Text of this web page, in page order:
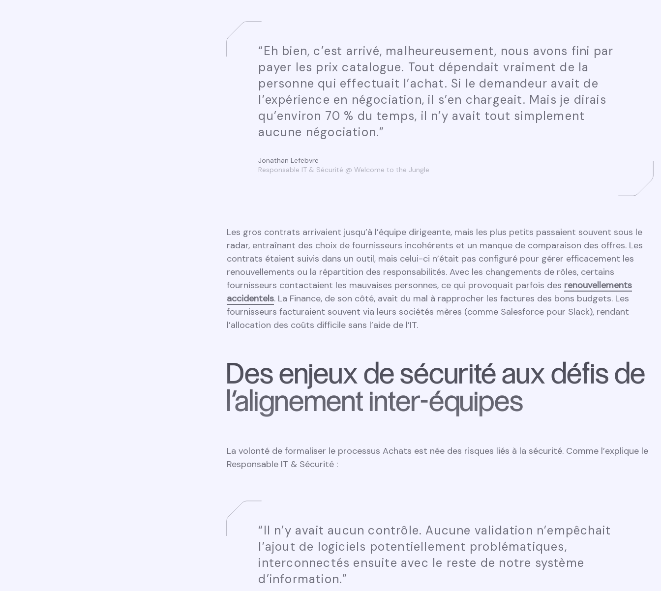
“Eh bien, c’est arrivé, malheureusement, nous avons fini par
payer les prix catalogue. Tout dépendait vraiment de la
personne qui effectuait l’achat. Si le demandeur avait de
l’expérience en négociation, il s’en chargeait. Mais je dirais
qu’environ 70 % du temps, il n’y avait tout simplement
aucune négociation.”
Jonathan Lefebvre
Responsable IT & Sécurité @ Welcome to the Jungle
Les gros contrats arrivaient jusqu’à l’équipe dirigeante, mais les plus petits passaient souvent sous le
radar, entraînant des choix de fournisseurs incohérents et un manque de comparaison des offres. Les
contrats étaient suivis dans un outil, mais celui-ci n’était pas configuré pour gérer efficacement les
renouvellements ou la répartition des responsabilités. Avec les changements de rôles, certains
fournisseurs contactaient les mauvaises personnes, ce qui provoquait parfois des renouvellements
accidentels. La Finance, de son côté, avait du mal à rapprocher les factures des bons budgets. Les
fournisseurs facturaient souvent via leurs sociétés mères (comme Salesforce pour Slack), rendant
l’allocation des coûts difficile sans l’aide de l’IT.
Des enjeux de sécurité aux défis de
l’alignement inter-équipes
La volonté de formaliser le processus Achats est née des risques liés à la sécurité. Comme l’explique le
Responsable IT & Sécurité :
“Il n’y avait aucun contrôle. Aucune validation n’empêchait
l’ajout de logiciels potentiellement problématiques,
interconnectés ensuite avec le reste de notre système
d’information.”